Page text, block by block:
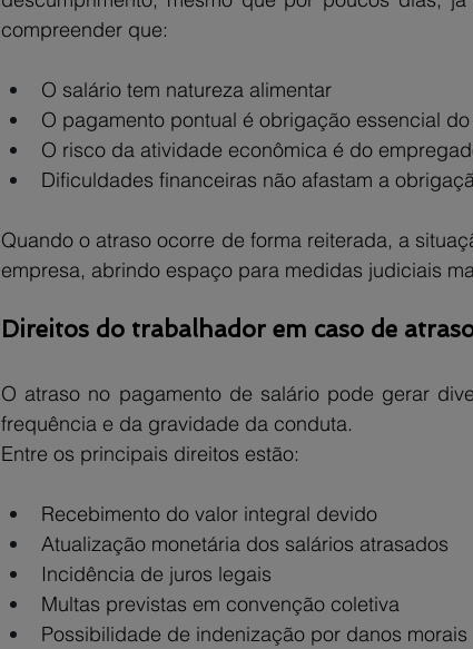
compreender que:
O salário tem natureza alimentar
O pagamento pontual é obrigação essencial
O risco da atividade econômica é do
Dificuldades financeiras não afastam a
Quando o atraso ocorre de forma reiterada, a
empresa, abrindo espaço para medidas judiciais
Direitos do trabalhador em caso de
O atraso no pagamento de salário pode gerar
frequência e da gravidade da conduta.
Entre os principais direitos estão:
Recebimento do valor integral devido
Atualização monetária dos salários atrasados
Incidência de juros legais
Multas previstas em convenção coletiva
Possibilidade de indenização por danos morais